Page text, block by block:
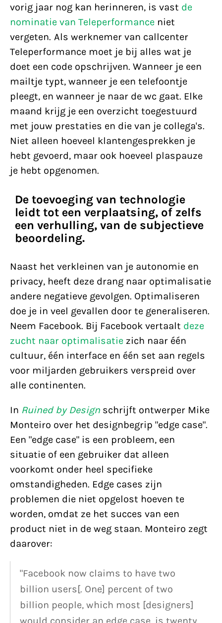
vorig jaar nog kan herinneren, is vast de
nominatie van Teleperformance niet
vergeten. Als werknemer van callcenter
Teleperformance moet je bij alles wat je
doet een code opschrijven. Wanneer je een
mailtje typt, wanneer je een telefoontje
pleegt, en wanneer je naar de wc gaat. Elke
maand krijg je een overzicht toegestuurd
met jouw prestaties en die van je collega's.
Niet alleen hoeveel klantengesprekken je
hebt gevoerd, maar ook hoeveel plaspauze
je hebt opgenomen.
De toevoeging van technologie
leidt tot een verplaatsing, of zelfs
een verhulling, van de subjectieve
beoordeling.
Naast het verkleinen van je autonomie en
privacy, heeft deze drang naar optimalisatie
andere negatieve gevolgen. Optimaliseren
doe je in veel gevallen door te generaliseren.
Neem Facebook. Bij Facebook vertaalt deze
zucht naar optimalisatie zich naar één
cultuur, één interface en één set aan regels
voor miljarden gebruikers verspreid over
alle continenten.
In Ruined by Design schrijft ontwerper Mike
Monteiro over het designbegrip "edge case".
Een "edge case" is een probleem, een
situatie of een gebruiker dat alleen
voorkomt onder heel specifieke
omstandigheden. Edge cases zijn
problemen die niet opgelost hoeven te
worden, omdat ze het succes van een
product niet in de weg staan. Monteiro zegt
daarover:
"Facebook now claims to have two
billion users[. One] percent of two
billion people, which most [designers]